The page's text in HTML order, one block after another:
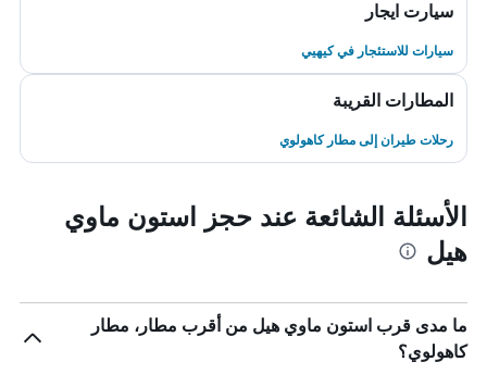
سيارت ايجار
سيارات للاستئجار في كيهيي
المطارات القريبة
رحلات طيران إلى مطار كاهولوي
الأسئلة الشائعة عند حجز استون ماوي
هيل
ما مدى قرب استون ماوي هيل من أقرب مطار، مطار
كاهولوي؟